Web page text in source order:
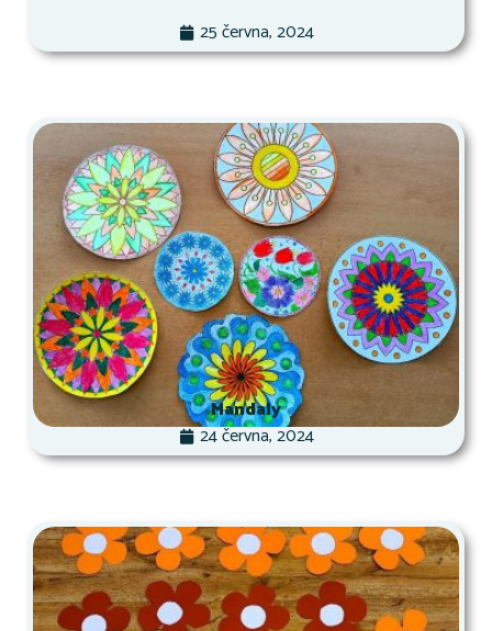
25 června, 2024
Mandaly
24 června, 2024